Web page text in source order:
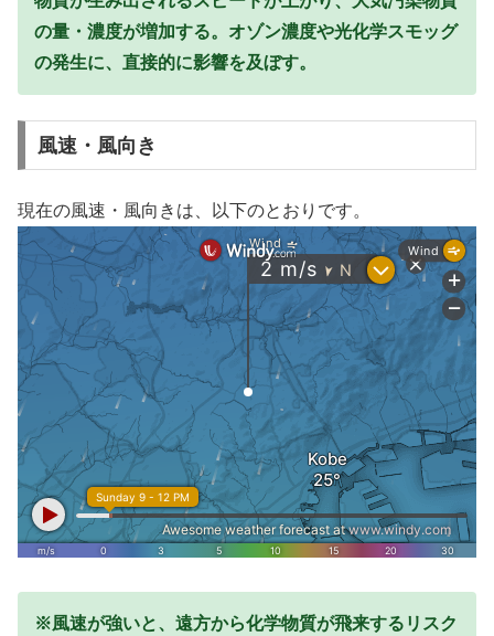
の量・濃度が増加する。オゾン濃度や光化学スモッグ
の発生に、直接的に影響を及ぼす。
風速・風向き
現在の風速・風向きは、以下のとおりです。
※風速が強いと、遠方から化学物質が飛来するリスク